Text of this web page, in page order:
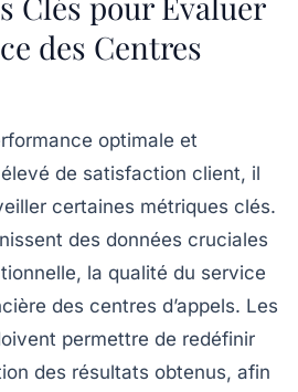
des Centres
optimale et
de satisfaction client, il
certaines métriques clés.
des données cruciales
, la qualité du service
des centres d’appels. Les
permettre de redéfinir
des résultats obtenus, afin